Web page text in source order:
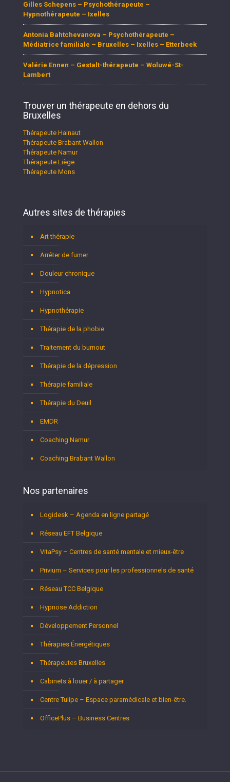
Gilles Schepens – Psychothérapeute –
Hypnothérapeute – Ixelles
Antonia Bahtchevanova – Psychothérapeute –
Médiatrice familiale – Bruxelles – Ixelles – Etterbeek
Valérie Ennen – Gestalt-thérapeute – Woluwé-St-
Lambert
Trouver un thérapeute en dehors du
Bruxelles
Thérapeute Hainaut
Thérapeute Brabant Wallon
Thérapeute Namur
Thérapeute Liège
Thérapeute Mons
Autres sites de thérapies
Art thérapie
Arrêter de fumer
Douleur chronique
Hypnotica
Hypnothérapie
Thérapie de la phobie
Traitement du burnout
Thérapie de la dépression
Thérapie familiale
Thérapie du Deuil
EMDR
Coaching Namur
Coaching Brabant Wallon
Nos partenaires
Logidesk – Agenda en ligne partagé
Réseau EFT Belgique
VitaPsy – Centres de santé mentale et mieux-être
Privium – Services pour les professionnels de santé
Réseau TCC Belgique
Hypnose Addiction
Développement Personnel
Thérapies Énergétiques
Thérapeutes Bruxelles
Cabinets à louer / à partager
Centre Tulipe – Espace paramédicale et bien-être.
OfficePlus – Business Centres